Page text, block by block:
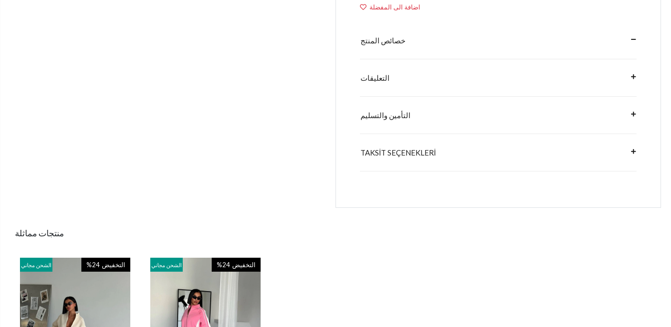
اضافة الى المفضلة
خصائص المنتج
التعليقات
التأمين والتسليم
TAKSİT SEÇENEKLERİ
منتجات مماثلة
الشحن مجاني %24 التخفيض الشحن مجاني %24 التخفيض